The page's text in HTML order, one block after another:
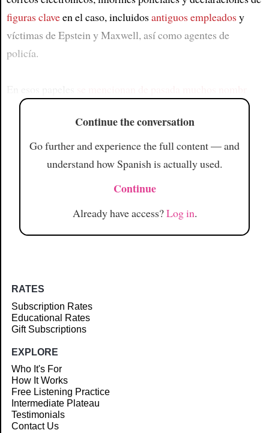
figuras claveen el caso, incluidosantiguos empleadosy
víctimas de Epstein y Maxwell, así como agentes de
policía.
Continue the conversation
Go further and experience the full content — and
understand how Spanish is actually used.
Continue
Already have access?Log in.
RATES
Subscription Rates
Educational Rates
Gift Subscriptions
EXPLORE
Who It's For
How It Works
Free Listening Practice
Intermediate Plateau
Testimonials
Contact Us